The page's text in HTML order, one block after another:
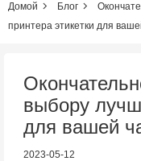
Домой Блог
принтера этикетки для
выбору
для вашей
2023-05-12